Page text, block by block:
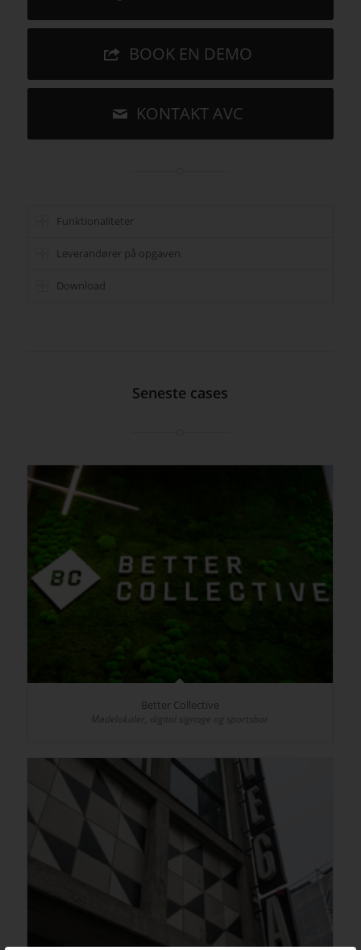
BOOK EN DEMO
KONTAKT AVC
Funktionaliteter
Leverandører på opgaven
Download
Seneste cases
Better Collective
Mødelokaler, digital signage og sportsbar